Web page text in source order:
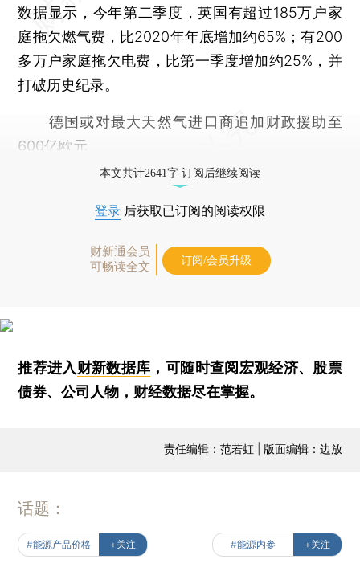
数据显示，今年第二季度，英国有超过185万户家
庭拖欠燃气费，比2020年年底增加约65%；有200
多万户家庭拖欠电费，比第一季度增加约25%，并
打破历史纪录。
德国或对最大天然气进口商追加财政援助至
600亿欧元
本文共计2641字 订阅后继续阅读
登录 后获取已订阅的阅读权限
财新通会员
可畅读全文
订阅/会员升级
推荐进入财新数据库 ，可随时查阅宏观经济、股票
债券、公司人物，财经数据尽在掌握。
责任编辑：范若虹 | 版面编辑：边放
话题：
#能源产品价格 +关注 #能源内参 +关注